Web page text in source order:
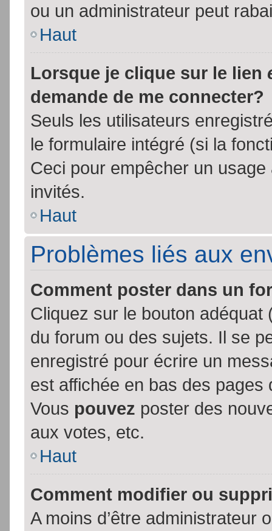
ou un administrateur peut
Haut
Lorsque je clique sur le lien
demande de me connecter?
Seuls les utilisateurs
le formulaire intégré (si la
Ceci pour empêcher un
invités.
Haut
Problèmes liés aux
Comment poster dans un
Cliquez sur le bouton
du forum ou des sujets. Il se
enregistré pour écrire un
est affichée en bas des
Vous pouvez poster des
aux votes, etc.
Haut
Comment modifier ou
A moins d’être administrateur